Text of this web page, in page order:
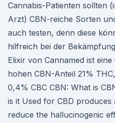
Cannabis-Patienten sollten
Arzt) CBN-reiche Sorten
auch testen, denn diese
hilfreich bei der
Elixir von Cannamed ist
hohen CBN-Anteil 21%
0,4% CBC CBN: What is
is it Used for CBD
reduce the hallucinogenic